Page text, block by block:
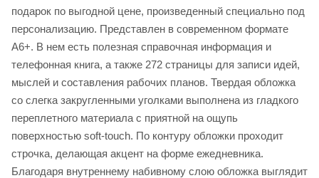
подарок по выгодной цене, произведенный специально под
персонализацию. Представлен в современном формате
А6+. В нем есть полезная справочная информация и
телефонная книга, а также 272 страницы для записи идей,
мыслей и составления рабочих планов. Твердая обложка
со слегка закругленными уголками выполнена из гладкого
переплетного материала с приятной на ощупь
поверхностью soft-touch. По контуру обложки проходит
строчка, делающая акцент на форме ежедневника.
Благодаря внутреннему набивному слою обложка выглядит